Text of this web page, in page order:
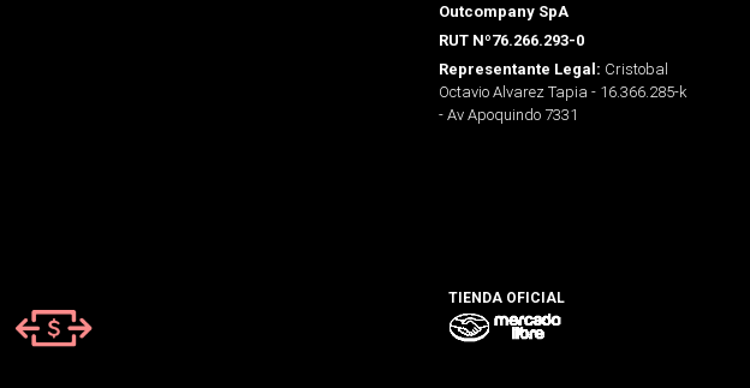
Outcompany SpA
RUT Nº76.266.293-0
Representante Legal: Cristobal
Octavio Alvarez Tapia - 16.366.285-k
- Av Apoquindo 7331
TIENDA OFICIAL